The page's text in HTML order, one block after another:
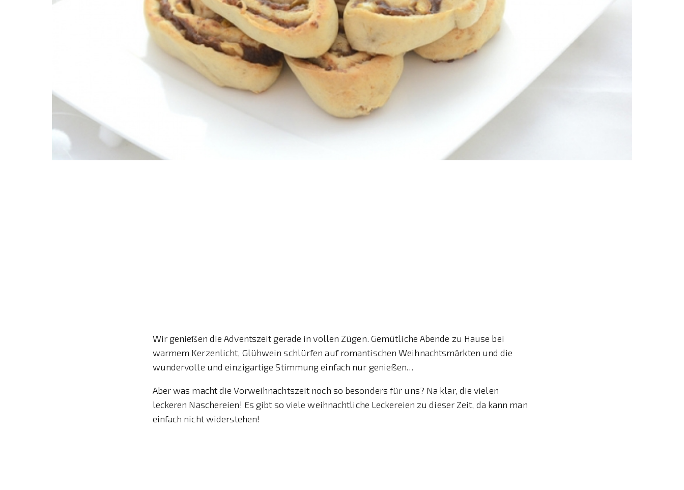
Wir genießen die Adventszeit gerade in vollen Zügen. Gemütliche Abende zu Hause bei
warmem Kerzenlicht, Glühwein schlürfen auf romantischen Weihnachtsmärkten und die
wundervolle und einzigartige Stimmung einfach nur genießen…
Aber was macht die Vorweihnachtszeit noch so besonders für uns? Na klar, die vielen
leckeren Naschereien! Es gibt so viele weihnachtliche Leckereien zu dieser Zeit, da kann man
einfach nicht widerstehen!